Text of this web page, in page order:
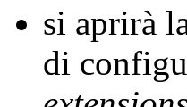
si aprirà
di